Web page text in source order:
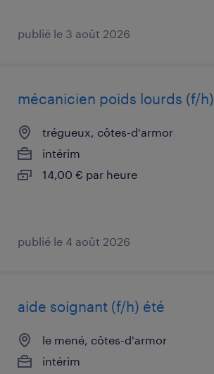
publié le 3 août 2026
mécanicien poids lourds (f/h)
trégueux, côtes-d'armor
intérim
14,00 € par heure
publié le 4 août 2026
aide soignant (f/h) été
le mené, côtes-d'armor
intérim